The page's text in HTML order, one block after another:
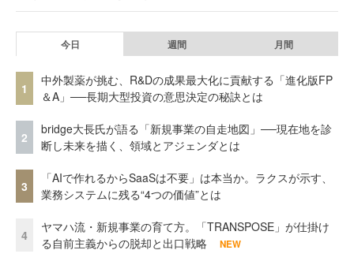
今日 週間 月間
1
中外製薬が挑む、R&Dの成果最大化に貢献する「進化版FP
＆A」──長期大型投資の意思決定の秘訣とは
2
bridge大長氏が語る「新規事業の自走地図」──現在地を診
断し未来を描く、領域とアジェンダとは
3
「AIで作れるからSaaSは不要」は本当か。ラクスが示す、
業務システムに残る“4つの価値”とは
4
ヤマハ流・新規事業の育て方。「TRANSPOSE」が仕掛け
る自前主義からの脱却と出口戦略
NEW